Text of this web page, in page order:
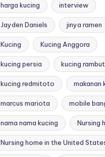
harga kucing interview
Jayden Daniels jinya ramen
Kucing Kucing Anggora
kucing persia kucing
kucing redmitoto makanan
marcus mariota mobile
nama nama kucing Nursing
Nursing home in the United